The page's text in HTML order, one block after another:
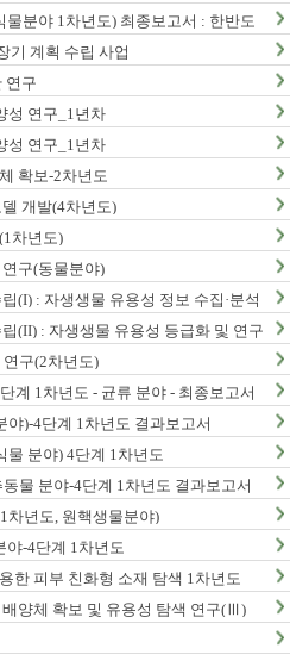
분야 1차년도) 최종보고서 : 한반도
사업
기 계획 수립 사업
연구
성 연구_1년차
성 연구_1년차
확보-2차년도
개발(4차년도)
차년도)
구(동물분야)
(I) : 자생생물 유용성 정보 수집·분석
(II) : 자생생물 유용성 등급화 및 연구
연구(2차년도)
계 1차년도 - 균류 분야 - 최종보고서
야)-4단계 1차년도 결과보고서
물 분야) 4단계 1차년도
물 분야-4단계 1차년도 결과보고서
차년도, 원핵생물분야)
야-4단계 1차년도
한 피부 친화형 소재 탐색 1차년도
양체 확보 및 유용성 탐색 연구(Ⅲ)